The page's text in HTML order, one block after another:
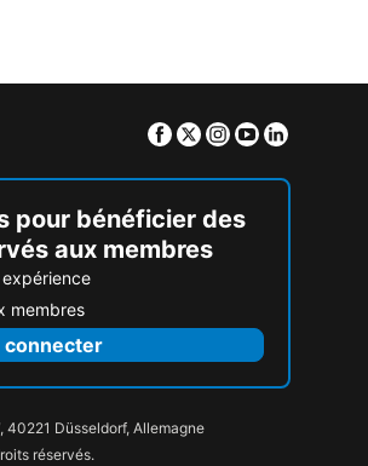
Facebook
TwitterInstagram
Youtube
pour bénéficier des
aux membres
membres
connecter
40221 Düsseldorf, Allemagne
réservés.